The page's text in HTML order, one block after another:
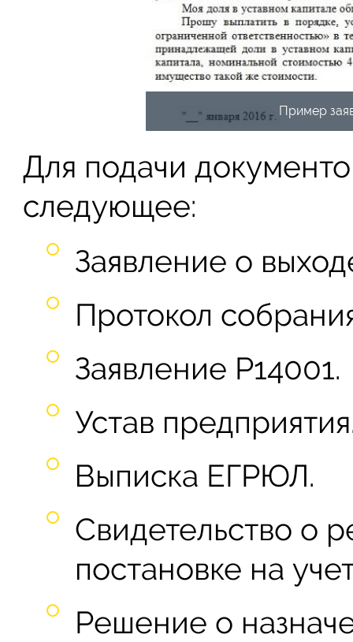
Пример
Для подачи
следующее:
Заявление о
Протокол
Заявление Р14001.
Устав
Выписка ЕГРЮЛ.
Свидетельство о
постановке на
Решение о